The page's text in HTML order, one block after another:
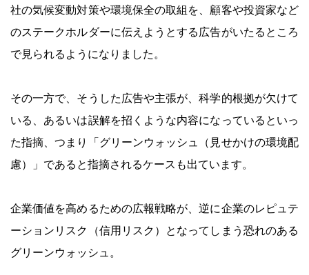
社の気候変動対策や環境保全の取組を、顧客や投資家など
のステークホルダーに伝えようとする広告がいたるところ
で見られるようになりました。
その一方で、そうした広告や主張が、科学的根拠が欠けて
いる、あるいは誤解を招くような内容になっているといっ
た指摘、つまり「グリーンウォッシュ（見せかけの環境配
慮）」であると指摘されるケースも出ています。
企業価値を高めるための広報戦略が、逆に企業のレピュテ
ーションリスク（信用リスク）となってしまう恐れのある
グリーンウォッシュ。